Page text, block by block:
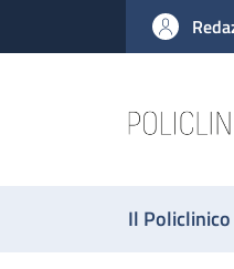
al contenuto principale
to footer content
Il Policlinico